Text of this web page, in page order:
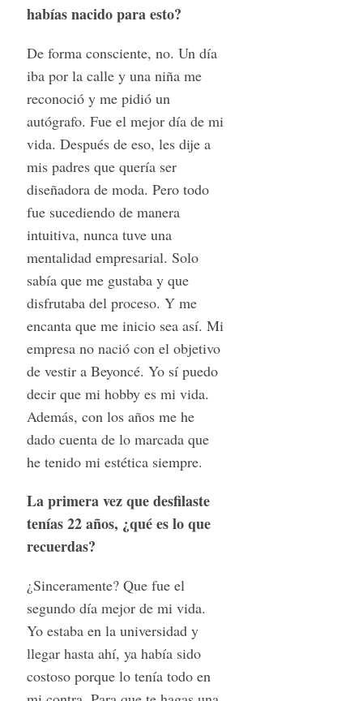
habías nacido para esto?
De forma consciente, no. Un día
iba por la calle y una niña me
reconoció y me pidió un
autógrafo. Fue el mejor día de mi
vida. Después de eso, les dije a
mis padres que quería ser
diseñadora de moda. Pero todo
fue sucediendo de manera
intuitiva, nunca tuve una
mentalidad empresarial. Solo
sabía que me gustaba y que
disfrutaba del proceso. Y me
encanta que me inicio sea así. Mi
empresa no nació con el objetivo
de vestir a Beyoncé. Yo sí puedo
decir que mi hobby es mi vida.
Además, con los años me he
dado cuenta de lo marcada que
he tenido mi estética siempre.
La primera vez que desfilaste
tenías 22 años, ¿qué es lo que
recuerdas?
¿Sinceramente? Que fue el
segundo día mejor de mi vida.
Yo estaba en la universidad y
llegar hasta ahí, ya había sido
costoso porque lo tenía todo en